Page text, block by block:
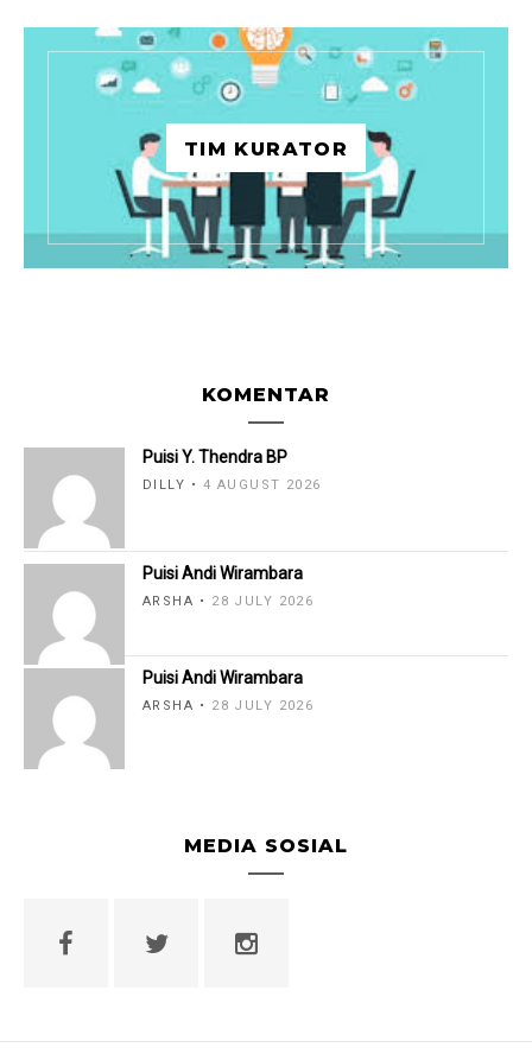
TIM KURATOR
KOMENTAR
Puisi Y. Thendra BP
DILLY 4 AUGUST 2026
Puisi Andi Wirambara
ARSHA 28 JULY 2026
Puisi Andi Wirambara
ARSHA 28 JULY 2026
MEDIA SOSIAL